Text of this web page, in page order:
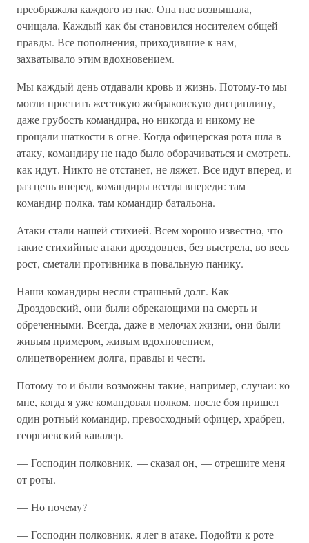
преображала каждого из нас. Она нас возвышала,
очищала. Каждый как бы становился носителем общей
правды. Все пополнения, приходившие к нам,
захватывало этим вдохновением.
Мы каждый день отдавали кровь и жизнь. Потому-то мы
могли простить жестокую жебраковскую дисциплину,
даже грубость командира, но никогда и никому не
прощали шаткости в огне. Когда офицерская рота шла в
атаку, командиру не надо было оборачиваться и смотреть,
как идут. Никто не отстанет, не ляжет. Все идут вперед, и
раз цепь вперед, командиры всегда впереди: там
командир полка, там командир батальона.
Атаки стали нашей стихией. Всем хорошо известно, что
такие стихийные атаки дроздовцев, без выстрела, во весь
рост, сметали противника в повальную панику.
Наши командиры несли страшный долг. Как
Дроздовский, они были обрекающими на смерть и
обреченными. Всегда, даже в мелочах жизни, они были
живым примером, живым вдохновением,
олицетворением долга, правды и чести.
Потому-то и были возможны такие, например, случаи: ко
мне, когда я уже командовал полком, после боя пришел
один ротный командир, превосходный офицер, храбрец,
георгиевский кавалер.
— Господин полковник, — сказал он, — отрешите меня
от роты.
— Но почему?
— Господин полковник, я лег в атаке. Подойти к роте